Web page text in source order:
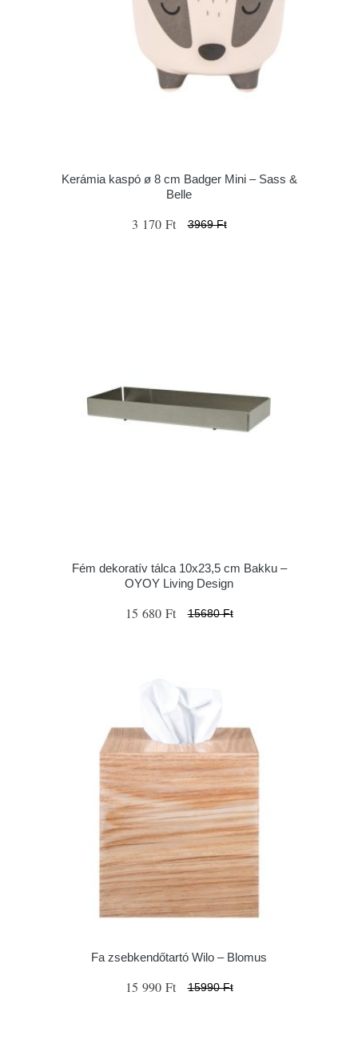
Kerámia kaspó ø 8 cm Badger Mini – Sass &
Belle
3 170 Ft 3969 Ft
Fém dekoratív tálca 10x23,5 cm Bakku –
OYOY Living Design
15 680 Ft 15680 Ft
Fa zsebkendőtartó Wilo – Blomus
15 990 Ft 15990 Ft